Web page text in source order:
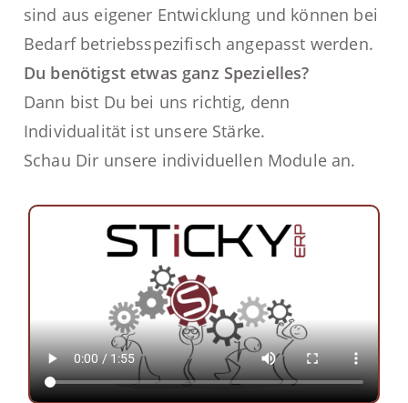
sind aus eigener Entwicklung und können bei
Bedarf betriebsspezifisch angepasst werden.
Du benötigst etwas ganz Spezielles?
Dann bist Du bei uns richtig, denn
Individualität ist unsere Stärke.
Schau Dir unsere individuellen Modulean.